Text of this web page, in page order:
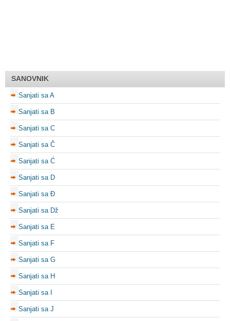
SANOVNIK
Sanjati sa A
Sanjati sa B
Sanjati sa C
Sanjati sa Č
Sanjati sa Ć
Sanjati sa D
Sanjati sa Đ
Sanjati sa Dž
Sanjati sa E
Sanjati sa F
Sanjati sa G
Sanjati sa H
Sanjati sa I
Sanjati sa J